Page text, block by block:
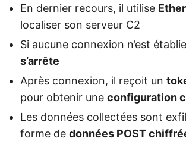
En dernier recours, il utilise
localiser son serveur C2
Si aucune connexion n’est
s’arrête
Après connexion, il reçoit un
pour obtenir une configuration
Les données collectées sont
forme de données POST